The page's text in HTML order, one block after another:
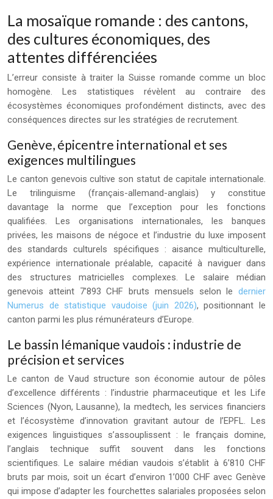
La mosaïque romande : des cantons,
des cultures économiques, des
attentes différenciées
L’erreur consiste à traiter la Suisse romande comme un bloc
homogène. Les statistiques révèlent au contraire des
écosystèmes économiques profondément distincts, avec des
conséquences directes sur les stratégies de recrutement.
Genève, épicentre international et ses
exigences multilingues
Le canton genevois cultive son statut de capitale internationale.
Le trilinguisme (français-allemand-anglais) y constitue
davantage la norme que l’exception pour les fonctions
qualifiées. Les organisations internationales, les banques
privées, les maisons de négoce et l’industrie du luxe imposent
des standards culturels spécifiques : aisance multiculturelle,
expérience internationale préalable, capacité à naviguer dans
des structures matricielles complexes. Le salaire médian
genevois atteint 7’893 CHF bruts mensuels selon le dernier
Numerus de statistique vaudoise (juin 2026), positionnant le
canton parmi les plus rémunérateurs d’Europe.
Le bassin lémanique vaudois : industrie de
précision et services
Le canton de Vaud structure son économie autour de pôles
d’excellence différents : l’industrie pharmaceutique et les Life
Sciences (Nyon, Lausanne), la medtech, les services financiers
et l’écosystème d’innovation gravitant autour de l’EPFL. Les
exigences linguistiques s’assouplissent : le français domine,
l’anglais technique suffit souvent dans les fonctions
scientifiques. Le salaire médian vaudois s’établit à 6’810 CHF
bruts par mois, soit un écart d’environ 1’000 CHF avec Genève
qui impose d’adapter les fourchettes salariales proposées selon